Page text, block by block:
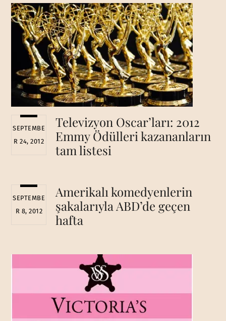
SEPTEMBE
R 24, 2012
Televizyon Oscar’ları: 2012
Emmy Ödülleri kazananların
tam listesi
SEPTEMBE
R 8, 2012
Amerikalı komedyenlerin
şakalarıyla ABD’de geçen
hafta